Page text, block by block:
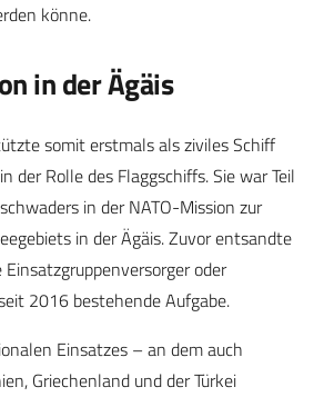
könne.
in der Ägäis
somit erstmals als ziviles Schiff
der Rolle des Flaggschiffs. Sie war Teil
in der NATO-Mission zur
in der Ägäis. Zuvor entsandte
oder
2016 bestehende Aufgabe.
Einsatzes – an dem auch
Griechenland und der Türkei